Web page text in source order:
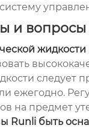
и
следует
ежегодно.
на предмет
Runli быть